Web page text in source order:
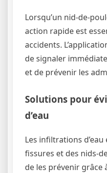
Lorsqu’un nid-de-
action rapide est
accidents.
de signaler
et de prévenir les
Solutions pour
d’eau
Les infiltrations
fissures et des nids-
de les prévenir